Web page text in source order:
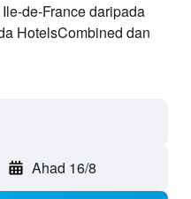
de-France daripada
HotelsCombined dan
Ahad 16/8